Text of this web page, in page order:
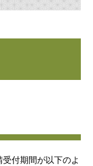
付期間が以下のよ